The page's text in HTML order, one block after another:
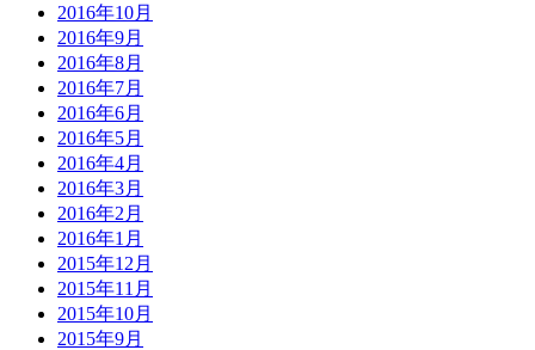
2016年10月
2016年9月
2016年8月
2016年7月
2016年6月
2016年5月
2016年4月
2016年3月
2016年2月
2016年1月
2015年12月
2015年11月
2015年10月
2015年9月